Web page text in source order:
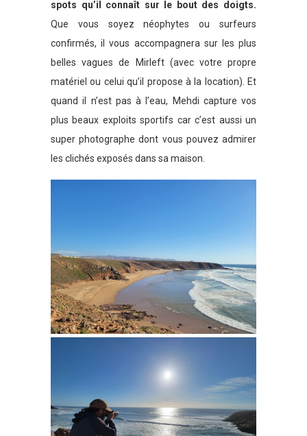
spots qu’il connaît sur le bout des doigts.
Que vous soyez néophytes ou surfeurs
confirmés, il vous accompagnera sur les plus
belles vagues de Mirleft (avec votre propre
matériel ou celui qu’il propose à la location). Et
quand il n’est pas à l’eau, Mehdi capture vos
plus beaux exploits sportifs car c’est aussi un
super photographe dont vous pouvez admirer
les clichés exposés dans sa maison.